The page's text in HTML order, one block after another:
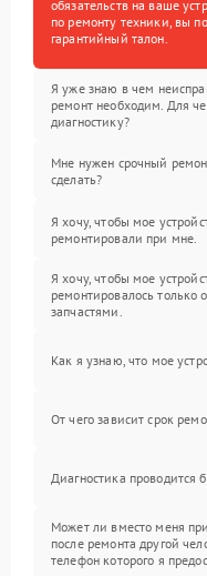
обязательств на ваше
по ремонту техники, вы
гарантийный талон.
Я уже знаю в чем
ремонт необходим. Для
диагностику?
Мне нужен срочный
сделать?
Я хочу, чтобы мое
ремонтировали при мне.
Я хочу, чтобы мое
ремонтировалось только
запчастями.
Как я узнаю, что мое
От чего зависит срок
Диагностика проводится
Может ли вместо меня
после ремонта другой
телефон которого я